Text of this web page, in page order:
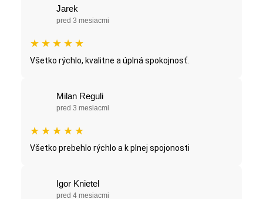
Jarek
pred 3 mesiacmi
★ ★ ★ ★ ★
Všetko rýchlo, kvalitne a úplná spokojnosť.
Milan Reguli
pred 3 mesiacmi
★ ★ ★ ★ ★
Všetko prebehlo rýchlo a k plnej spojonosti
Igor Knietel
pred 4 mesiacmi